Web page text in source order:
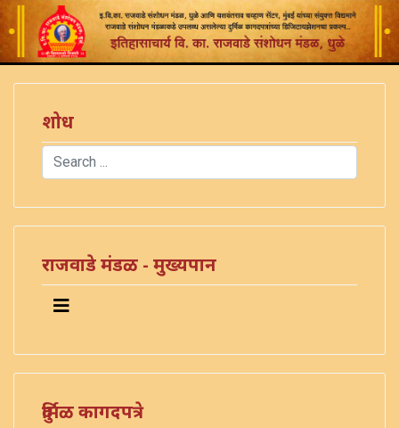
शोध
Search
राजवाडे मंडळ - मुख्यपान
दुर्मिळ कागदपत्रे